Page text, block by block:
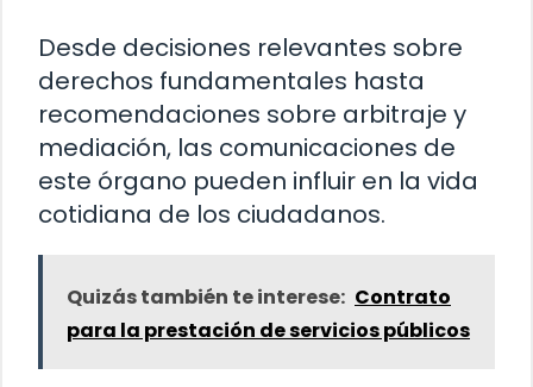
Desde decisiones relevantes sobre
derechos fundamentales hasta
recomendaciones sobre arbitraje y
mediación, las comunicaciones de
este órgano pueden influir en la vida
cotidiana de los ciudadanos.
Quizás también te interese: Contrato
para la prestación de servicios públicos